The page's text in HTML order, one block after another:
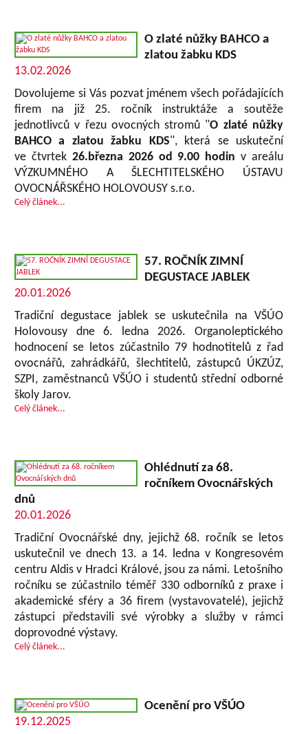
O zlaté nůžky BAHCO a
zlatou žabku KDS
13.02.2026
Dovolujeme si Vás pozvat jménem všech pořádajících
firem na již 25. ročník instruktáže a soutěže
jednotlivců v řezu ovocných stromů "O zlaté nůžky
BAHCO a zlatou žabku KDS", která se uskuteční
ve čtvrtek 26.března 2026 od 9.00 hodin v areálu
VÝZKUMNÉHO A ŠLECHTITELSKÉHO ÚSTAVU
OVOCNÁŘSKÉHO HOLOVOUSY s.r.o.
Celý článek...
57. ROČNÍK ZIMNÍ
DEGUSTACE JABLEK
20.01.2026
Tradiční degustace jablek se uskutečnila na VŠÚO
Holovousy dne 6. ledna 2026. Organoleptického
hodnocení se letos zúčastnilo 79 hodnotitelů z řad
ovocnářů, zahrádkářů, šlechtitelů, zástupců ÚKZÚZ,
SZPI, zaměstnanců VŠÚO i studentů střední odborné
školy Jarov.
Celý článek...
Ohlédnutí za 68.
ročníkem Ovocnářských
dnů
20.01.2026
Tradiční Ovocnářské dny, jejichž 68. ročník se letos
uskutečnil ve dnech 13. a 14. ledna v Kongresovém
centru Aldis v Hradci Králové, jsou za námi. Letošního
ročníku se zúčastnilo téměř 330 odborníků z praxe i
akademické sféry a 36 firem (vystavovatelé), jejichž
zástupci představili své výrobky a služby v rámci
doprovodné výstavy.
Celý článek...
Ocenění pro VŠÚO
19.12.2025